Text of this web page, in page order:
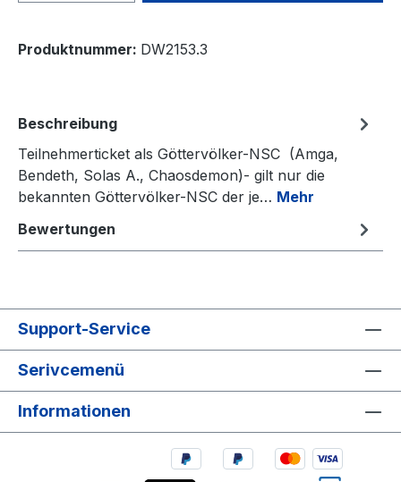
Produktnummer: DW2153.3
Beschreibung
Teilnehmerticket als Göttervölker-NSC (Amga,
Bendeth, Solas A., Chaosdemon)- gilt nur die
bekannten Göttervölker-NSC der je… Mehr
Bewertungen
Support-Service
Serivcemenü
Informationen